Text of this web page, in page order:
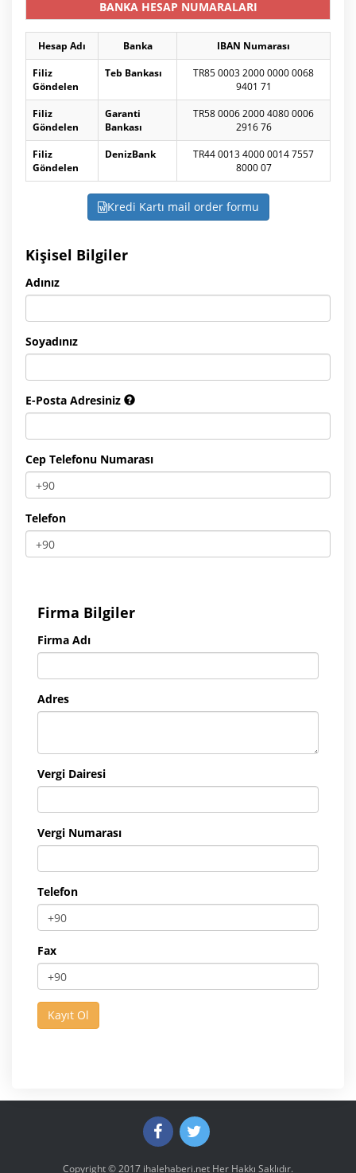
BANKA HESAP NUMARALARI
Hesap Adı Banka
IBAN Numarası
Filiz
Göndelen
Teb Bankası
TR85 0003 2000 0000 0068
9401 71
Filiz
Göndelen
Garanti
Bankası
TR58 0006 2000 4080 0006
2916 76
Filiz
Göndelen
DenizBank
TR44 0013 4000 0014 7557
8000 07
Kredi Kartı mail order formu
Kişisel Bilgiler
Adınız
Soyadınız
E-Posta Adresiniz
Cep Telefonu Numarası
Telefon
Firma Bilgiler
Firma Adı
Adres
Vergi Dairesi
Vergi Numarası
Telefon
Fax
Copyright © 2017 ihalehaberi.net Her Hakkı Saklıdır.